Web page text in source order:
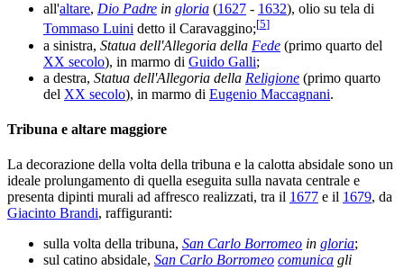
all'altare, Dio Padre in gloria (1627 - 1632), olio su tela di
Tommaso Luini detto il Caravaggino;[5]
a sinistra, Statua dell'Allegoria della Fede (primo quarto del
XX secolo), in marmo di Guido Galli;
a destra, Statua dell'Allegoria della Religione (primo quarto
del XX secolo), in marmo di Eugenio Maccagnani.
Tribuna e altare maggiore
La decorazione della volta della tribuna e la calotta absidale sono un
ideale prolungamento di quella eseguita sulla navata centrale e
presenta dipinti murali ad affresco realizzati, tra il 1677 e il 1679, da
Giacinto Brandi, raffiguranti:
sulla volta della tribuna, San Carlo Borromeo in gloria;
sul catino absidale, San Carlo Borromeo comunica gli